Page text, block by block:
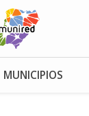
MUNICIPIOS